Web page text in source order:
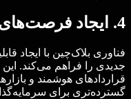
4. ایجاد فرصت‌های جدید برای تریدینگ
فناوری بلاک‌چین با ایجاد
جدیدی را فراهم می‌کند. این
قراردادهای هوشمند و
گسترده‌تری برای